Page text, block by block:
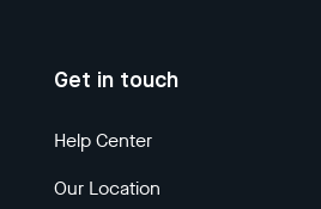
Get in touch
Help Center
Our Location